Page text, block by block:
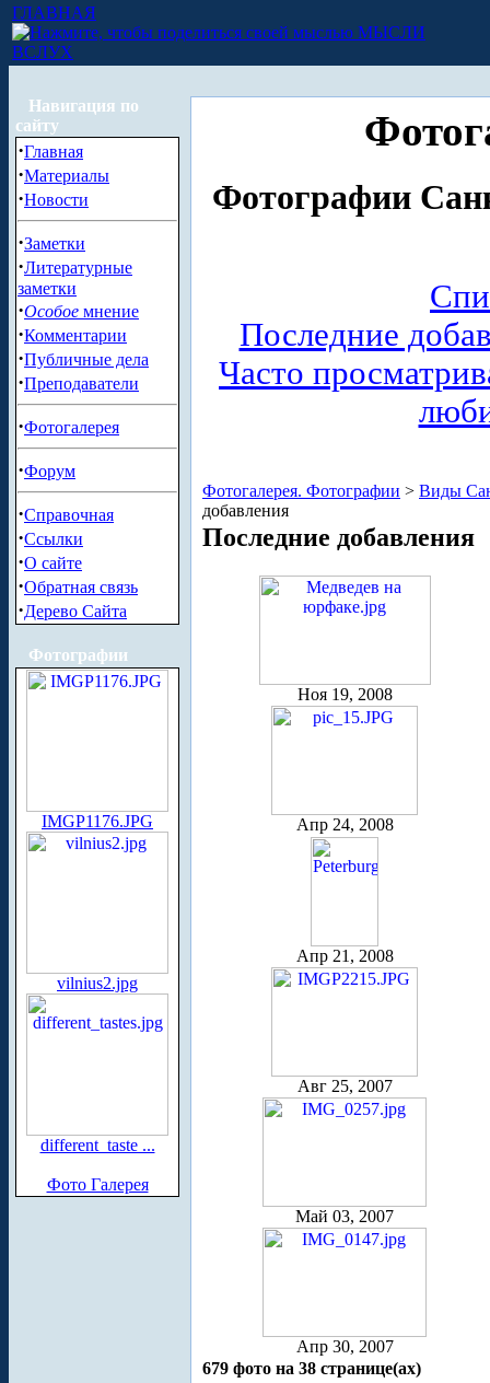
ГЛАВНАЯ
МЫСЛИ
ВСЛУХ
Навигация по
сайту
·Главная
·Материалы
·Новости
·Заметки
·Литературные
заметки
·Особое мнение
·Комментарии
·Публичные дела
·Преподаватели
·Фотогалерея
·Форум
·Справочная
·Ссылки
·О сайте
·Обратная связь
·Дерево Сайта
Фотографии
IMGP1176.JPG
vilnius2.jpg
different_taste ...
Фото Галерея
Фотографии
Последние
Часто
Фотогалерея. Фотографии > Виды
добавления
Последние добавления
Ноя 19, 2008
Апр 24, 2008
Апр 21, 2008
Авг 25, 2007
Май 03, 2007
Апр 30, 2007
679 фото на 38 странице(ах)